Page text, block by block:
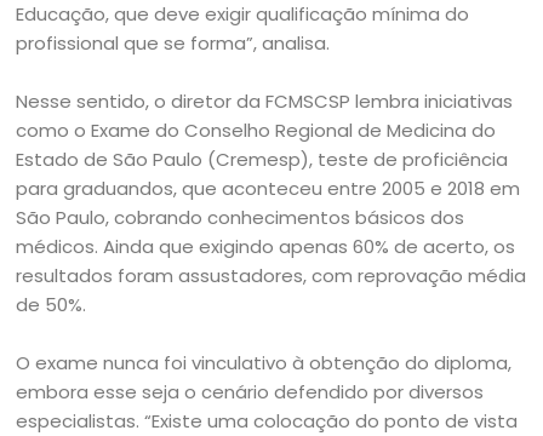
Educação, que deve exigir qualificação mínima do
profissional que se forma”, analisa.
Nesse sentido, o diretor da FCMSCSP lembra iniciativas
como o Exame do Conselho Regional de Medicina do
Estado de São Paulo (Cremesp), teste de proficiência
para graduandos, que aconteceu entre 2005 e 2018 em
São Paulo, cobrando conhecimentos básicos dos
médicos. Ainda que exigindo apenas 60% de acerto, os
resultados foram assustadores, com reprovação média
de 50%.
O exame nunca foi vinculativo à obtenção do diploma,
embora esse seja o cenário defendido por diversos
especialistas. “Existe uma colocação do ponto de vista